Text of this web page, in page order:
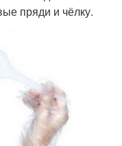
пряди и чёлку.